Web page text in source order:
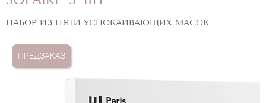
НАБОР ИЗ ПЯТИ УСПОКАИВАЮЩИХ МАСОК
ПРЕДЗАКАЗ